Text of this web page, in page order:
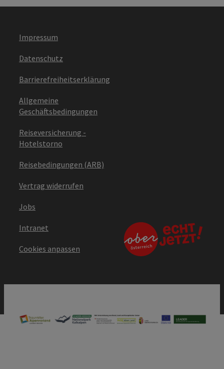
Impressum
Datenschutz
Barrierefreiheitserklärung
Allgemeine
Geschäftsbedingungen
Reiseversicherung -
Hotelstorno
Reisebedingungen (ARB)
Vertrag widerrufen
Jobs
Intranet
Cookies anpassen